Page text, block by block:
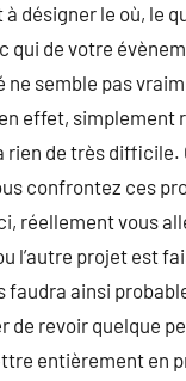
désigner le où, le
qui de votre
ne semble pas
effet, simplement
rien de très difficile.
confrontez ces
réellement vous
l’autre projet est
faudra ainsi
de revoir quelque
entièrement en